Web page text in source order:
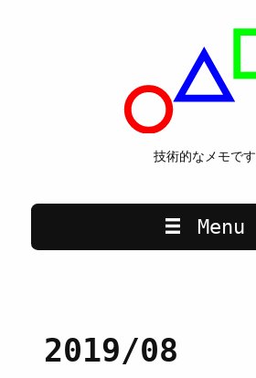
技術的なメモです
Main navigation
Menu
2019/08